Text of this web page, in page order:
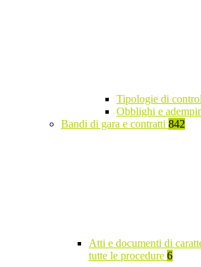
Tipologie di
Obblighi e
Bandi di gara e contratti 842
Atti e documenti di
tutte le procedure 6